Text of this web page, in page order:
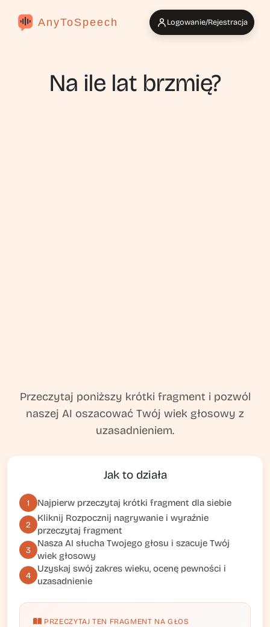
AnyToSpeech Logowanie/Rejestracja
Na ile lat brzmię?
Przeczytaj poniższy krótki fragment i pozwól
naszej AI oszacować Twój wiek głosowy z
uzasadnieniem.
Jak to działa
1 Najpierw przeczytaj krótki fragment dla siebie
2
Kliknij Rozpocznij nagrywanie i wyraźnie
przeczytaj fragment
3
Nasza AI słucha Twojego głosu i szacuje Twój
wiek głosowy
4
Uzyskaj swój zakres wieku, ocenę pewności i
uzasadnienie
PRZECZYTAJ TEN FRAGMENT NA GŁOS